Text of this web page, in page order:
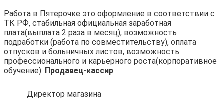
Работа в Пятерочке это оформление в соответствии с
ТК РФ, стабильная официальная заработная
плата(выплата 2 раза в месяц), возможность
подработки (работа по совместительству), оплата
отпусков и больничных листов, возможность
профессионального и карьерного роста(корпоративное
обучение). Продавец-кассир
Директор магазина